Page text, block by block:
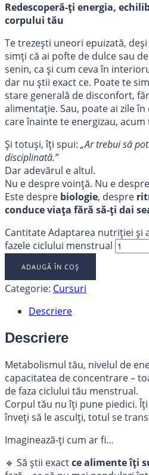
Redescoperă-ți energia,
corpului tău
Te trezești uneori epuizată,
simți că ai pofte de dulce sau
senin, ca și cum ceva în
dar nu știi exact ce. Poate te
stare generală de disconfort,
alimentație. Sau, poate ai zile
care înainte te energizau,
Și totuși, îți spui: „Ar trebui să
disciplinată.”
Dar adevărul e altul.
Nu e despre voință. Nu e
Este despre biologie, despre
conduce viața fără să-ți dai
Cantitate Adaptarea nutriției și
fazele ciclului menstrual
ADAUGĂ ÎN COȘ
Categorie: Cursuri
Descriere
Descriere
Metabolismul tău, nivelul de
capacitatea de concentrare –
de faza ciclului tău menstrual.
Corpul tău nu îți pune piedici.
înveți să le asculți, totul se
Imaginează-ți cum ar fi…
🔹 Să știi exactce alimente îți